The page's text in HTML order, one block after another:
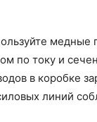
медные
по току и
в коробке
линий